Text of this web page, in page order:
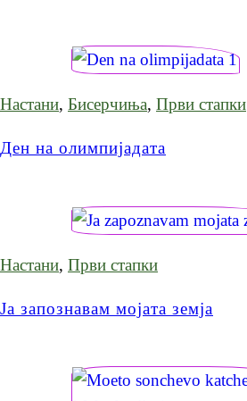
Настани, Бисерчиња, Први стапки
Ден на олимпијадата
Настани, Први стапки
Ја запознавам мојата земја